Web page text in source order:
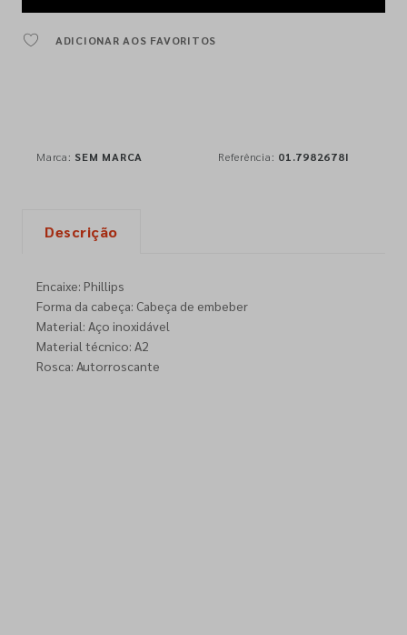
ADICIONAR AOS FAVORITOS
Marca: SEM MARCA Referência: 01.7982678I
Descrição
Encaixe: Phillips
Forma da cabeça: Cabeça de embeber
Material: Aço inoxidável
Material técnico: A2
Rosca: Autorroscante